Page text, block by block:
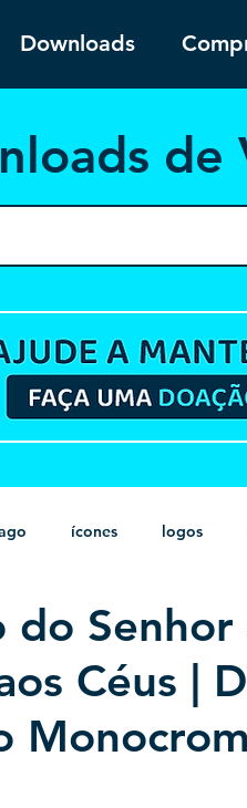
Downloads
ds de
ícones logos
sem fundo HD
do
Céus |